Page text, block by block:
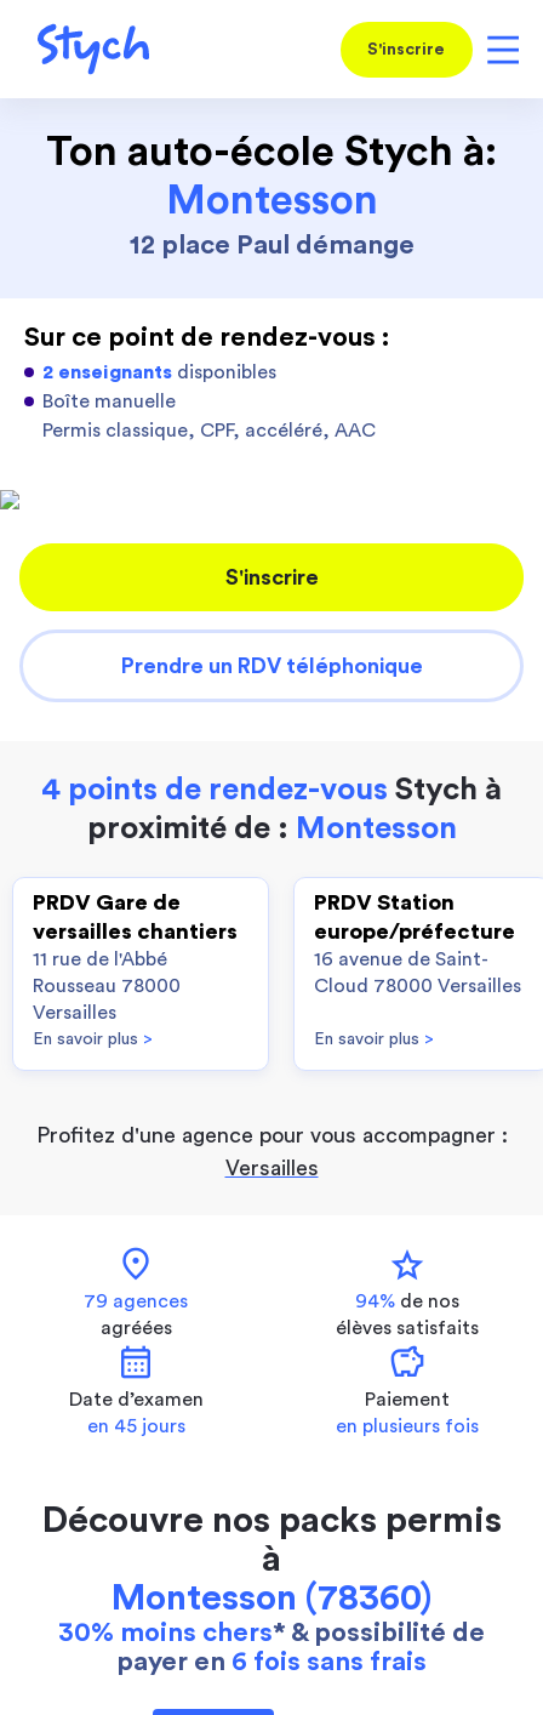
S'inscrire
Ton auto-école Stych à:
Montesson
12 place Paul démange
Sur ce point de rendez-vous :
2 enseignants disponibles
Boîte manuelle
Permis classique, CPF, accéléré, AAC
S'inscrire
Prendre un RDV téléphonique
4 points de rendez-vous Stych à
proximité de : Montesson
PRDV Gare de
versailles chantiers
11 rue de l'Abbé
Rousseau 78000
Versailles
En savoir plus >
PRDV Station
europe/préfecture
16 avenue de Saint-
Cloud 78000 Versailles
En savoir plus >
Profitez d'une agence pour vous accompagner :
Versailles
location_on
79 agences
agréées
star
94% de nos
élèves satisfaits
calendar_month
Date d’examen
en 45 jours
savings
Paiement
en plusieurs fois
Découvre nos packs permis
à
Montesson (78360)
30% moins chers* & possibilité de
payer en 6 fois sans frais